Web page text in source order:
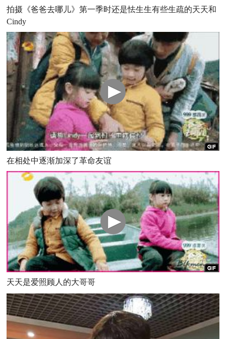
拍摄《爸爸去哪儿》第一季时还是怯生生有些生疏的天天和
Cindy
在相处中逐渐加深了革命友谊
天天是爱照顾人的大哥哥